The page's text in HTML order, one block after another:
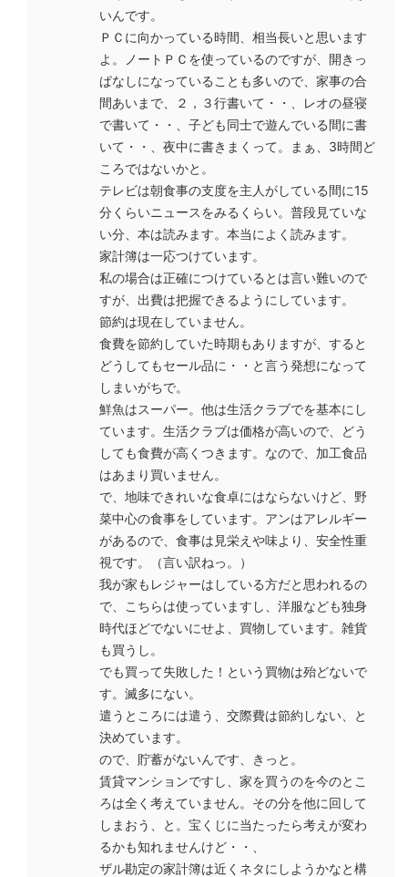
いんです。
ＰＣに向かっている時間、相当長いと思います
よ。ノートＰＣを使っているのですが、開きっ
ぱなしになっていることも多いので、家事の合
間あいまで、２，３行書いて・・、レオの昼寝
で書いて・・、子ども同士で遊んでいる間に書
いて・・、夜中に書きまくって。まぁ、3時間ど
ころではないかと。
テレビは朝食事の支度を主人がしている間に15
分くらいニュースをみるくらい。普段見ていな
い分、本は読みます。本当によく読みます。
家計簿は一応つけています。
私の場合は正確につけているとは言い難いので
すが、出費は把握できるようにしています。
節約は現在していません。
食費を節約していた時期もありますが、すると
どうしてもセール品に・・と言う発想になって
しまいがちで。
鮮魚はスーパー。他は生活クラブでを基本にし
ています。生活クラブは価格が高いので、どう
しても食費が高くつきます。なので、加工食品
はあまり買いません。
で、地味できれいな食卓にはならないけど、野
菜中心の食事をしています。アンはアレルギー
があるので、食事は見栄えや味より、安全性重
視です。（言い訳ねっ。）
我が家もレジャーはしている方だと思われるの
で、こちらは使っていますし、洋服なども独身
時代ほどでないにせよ、買物しています。雑貨
も買うし。
でも買って失敗した！という買物は殆どないで
す。滅多にない。
遣うところには遣う、交際費は節約しない、と
決めています。
ので、貯蓄がないんです、きっと。
賃貸マンションですし、家を買うのを今のとこ
ろは全く考えていません。その分を他に回して
しまおう、と。宝くじに当たったら考えが変わ
るかも知れませんけど・・、
ザル勘定の家計簿は近くネタにしようかなと構